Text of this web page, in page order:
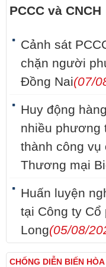
PCCC và CNCH
Cảnh sát
chặn người
Đồng Nai(07/
Huy động
nhiều phương
thành công vụ
Thương mại
Huấn luyện
tại Công ty Cổ
Long(05/08/
CHỐNG DIỄN BIẾN